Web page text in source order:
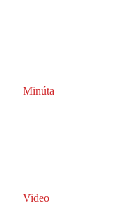
Minúta
Video